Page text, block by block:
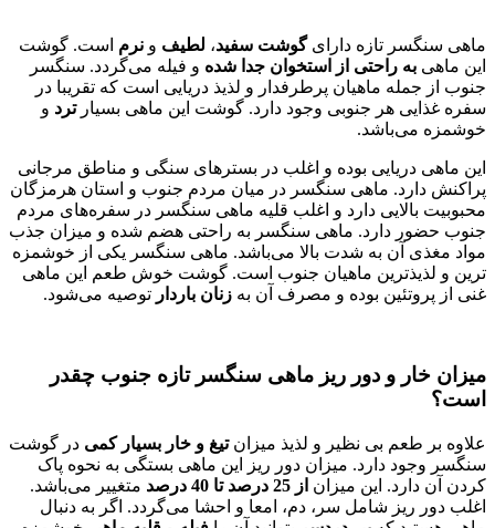
ماهی سنگسر تازه دارایگوشت سفید، لطیف و نرم است. گوشت
این ماهی به راحتی از استخوان جدا شده و فیله می‌‌گردد. سنگسر
جنوب از جمله ماهیان پرطرفدار و لذیذ دریایی است که تقریبا در
سفره غذایی هر جنوبی وجود دارد. گوشت این ماهی بسیارترد و
خوشمزه می‌‌باشد.
این ماهی دریایی بوده و اغلب در بسترهای سنگی و مناطق مرجانی
پراکنش دارد. ماهی سنگسر در میان مردم جنوب و استان هرمزگان
محبوبیت بالایی دارد و اغلب قلیه ماهی سنگسر در سفره‌‌های مردم
جنوب حضور دارد. ماهی سنگسر به راحتی هضم شده و میزان جذب
مواد مغذی آن به شدت بالا می‌‌باشد. ماهی سنگسر یکی از خوشمزه
ترین و لذیذترین ماهیان جنوب است. گوشت خوش طعم این ماهی
غنی از پروتئین بوده و مصرف آن به زنان باردار توصیه می‌‌شود.
میزان خار و دور ریز ماهی سنگسر تازه جنوب چقدر
است؟
علاوه بر طعم بی نظیر و لذیذ میزانتیغ و خار بسیار کمی در گوشت
سنگسر وجود دارد. میزان دور ریز این ماهی بستگی به نحوه پاک
کردن آن دارد. این میزان از 25 درصد تا 40 درصد
متغییر می‌‌باشد.
اغلب دور ریز شامل سر، دم، امعا و احشا می‌‌گردد. اگر به دنبال